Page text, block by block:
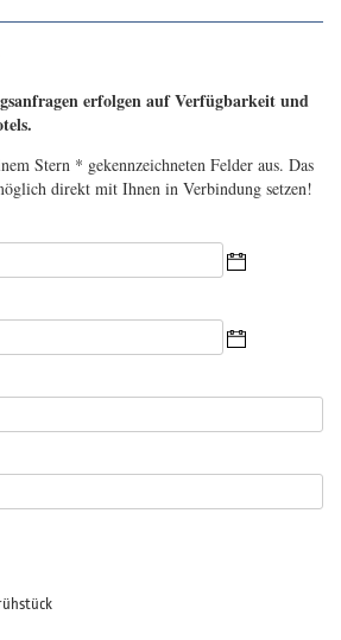
erfolgen auf Verfügbarkeit und
Stern * gekennzeichneten Felder aus. Das
direkt mit Ihnen in Verbindung setzen!